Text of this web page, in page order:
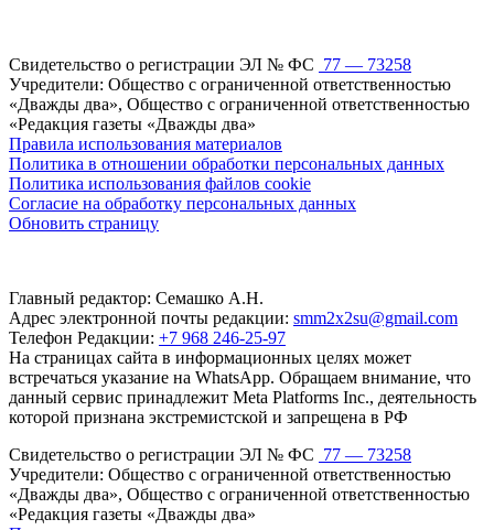
Свидетельство о регистрации ЭЛ № ФС 77 — 73258
Учредители: Общество с ограниченной ответственностью
«Дважды два», Общество с ограниченной ответственностью
«Редакция газеты «Дважды два»
Правила использования материалов
Политика в отношении обработки персональных данных
Политика использования файлов cookie
Согласие на обработку персональных данных
Обновить страницу
Главный редактор: Семашко А.Н.
Адрес электронной почты редакции: smm2x2su@gmail.com
Телефон Редакции: +7 968 246-25-97
На страницах сайта в информационных целях может
встречаться указание на WhatsApp. Обращаем внимание, что
данный сервис принадлежит Meta Platforms Inc., деятельность
которой признана экстремистской и запрещена в РФ
Свидетельство о регистрации ЭЛ № ФС 77 — 73258
Учредители: Общество с ограниченной ответственностью
«Дважды два», Общество с ограниченной ответственностью
«Редакция газеты «Дважды два»